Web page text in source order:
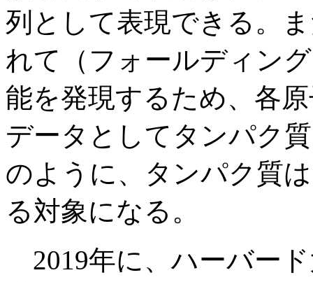
列として表現できる。
れて（フォールディン
能を発現するため、各
データとしてタンパク
のように、タンパク質
る対象になる。
2019年に、ハーバー